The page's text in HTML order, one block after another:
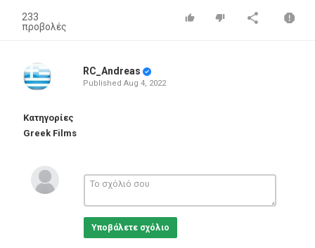
233
προβολές
RC_Andreas
Published Aug 4, 2022
Κατηγορίες
Greek Films
Υποβάλετε σχόλιο